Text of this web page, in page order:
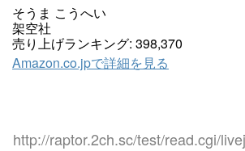
そうま こうへい
架空社
売り上げランキング: 398,370
Amazon.co.jpで詳細を見る
http://raptor.2ch.sc/test/read.cgi/